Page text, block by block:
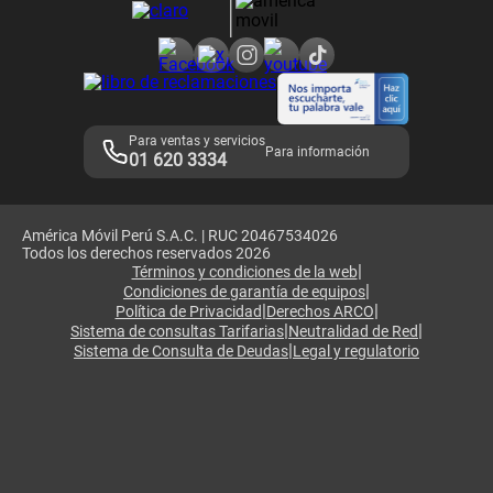
Adquirientes iPhone 6, 6S y SE
Mensaje de Seguridad
Términos y Condiciones de Tienda Claro
Libro de Reclamaciones
Para ventas y servicios
01 620 3334 Para información
América Móvil Perú S.A.C. | RUC 20467534026
Todos los derechos reservados 2026
Términos y condiciones de la web|
Condiciones de garantía de equipos|
Política de Privacidad|Derechos ARCO|
Sistema de consultas Tarifarias|Neutralidad de Red|
Sistema de Consulta de Deudas|Legal y regulatorio